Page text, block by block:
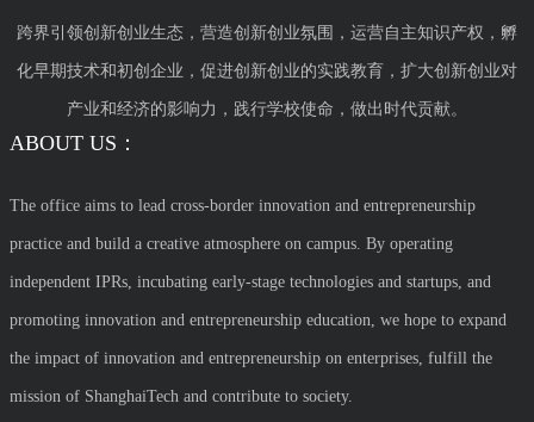
跨界引领创新创业生态，营造创新创业氛围，运营自主知识产权，孵
化早期技术和初创企业，促进创新创业的实践教育，扩大创新创业对
产业和经济的影响力，践行学校使命，做出时代贡献。
ABOUT US：
The office aims to lead cross-border innovation and entrepreneurship
practice and build a creative atmosphere on campus. By operating
independent IPRs, incubating early-stage technologies and startups, and
promoting innovation and entrepreneurship education, we hope to expand
the impact of innovation and entrepreneurship on enterprises, fulfill the
mission of ShanghaiTech and contribute to society.